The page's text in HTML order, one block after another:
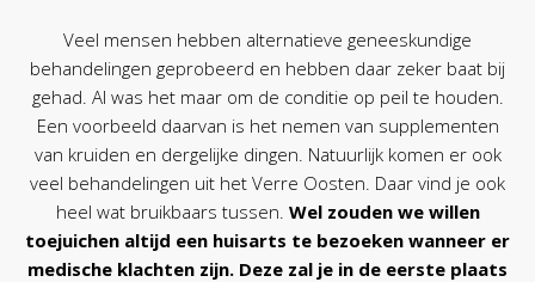
Veel mensen hebben alternatieve geneeskundige
behandelingen geprobeerd en hebben daar zeker baat bij
gehad. Al was het maar om de conditie op peil te houden.
Een voorbeeld daarvan is het nemen van supplementen
van kruiden en dergelijke dingen. Natuurlijk komen er ook
veel behandelingen uit het Verre Oosten. Daar vind je ook
heel wat bruikbaars tussen. Wel zouden we willen
toejuichen altijd een huisarts te bezoeken wanneer er
medische klachten zijn. Deze zal je in de eerste plaats